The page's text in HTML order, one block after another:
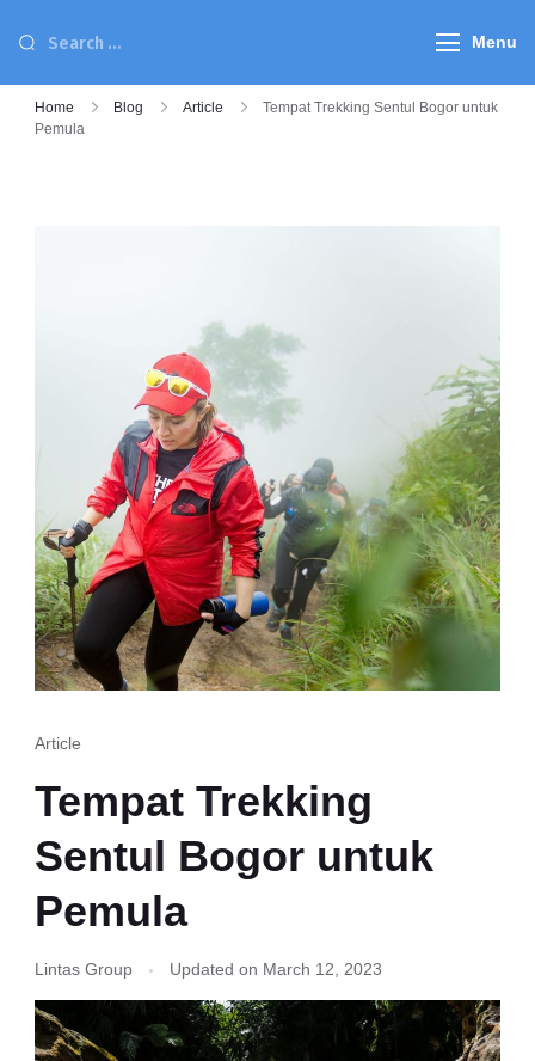
Menu
Home Blog Article
Tempat Trekking Sentul Bogor untuk
Pemula
Article
Tempat Trekking
Sentul Bogor untuk
Pemula
Lintas Group Updated on March 12, 2023